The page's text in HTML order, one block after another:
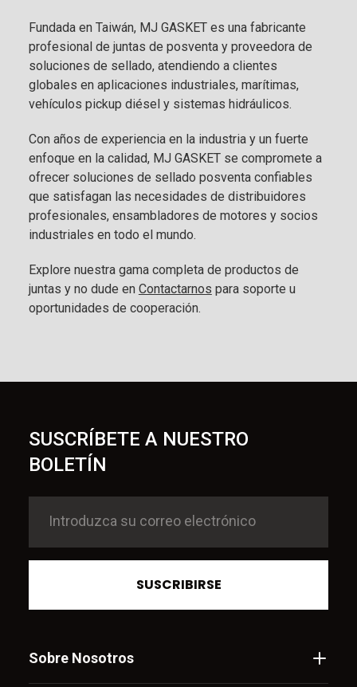
Fundada en Taiwán, MJ GASKET es una fabricante
profesional de juntas de posventa y proveedora de
soluciones de sellado, atendiendo a clientes
globales en aplicaciones industriales, marítimas,
vehículos pickup diésel y sistemas hidráulicos.
Con años de experiencia en la industria y un fuerte
enfoque en la calidad, MJ GASKET se compromete a
ofrecer soluciones de sellado posventa confiables
que satisfagan las necesidades de distribuidores
profesionales, ensambladores de motores y socios
industriales en todo el mundo.
Explore nuestra gama completa de productos de
juntas y no dude en Contactarnos para soporte u
oportunidades de cooperación.
SUSCRÍBETE A NUESTRO
BOLETÍN
SUSCRIBIRSE
Sobre Nosotros